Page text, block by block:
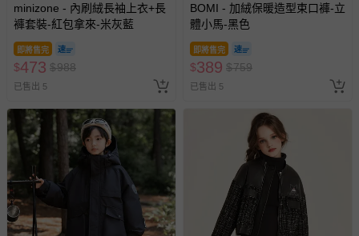
minizone - 內刷絨長袖上衣+長
褲套裝-紅包拿來-米灰藍
即將售完
$473 $988
已售出 5
BOMI - 加絨保暖造型束口褲-立
體小馬-黑色
即將售完
$389 $759
已售出 5